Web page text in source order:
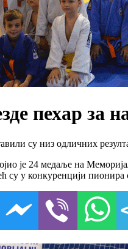
пехар за
су низ одличних
је 24 медаље на
су у конкуренцији